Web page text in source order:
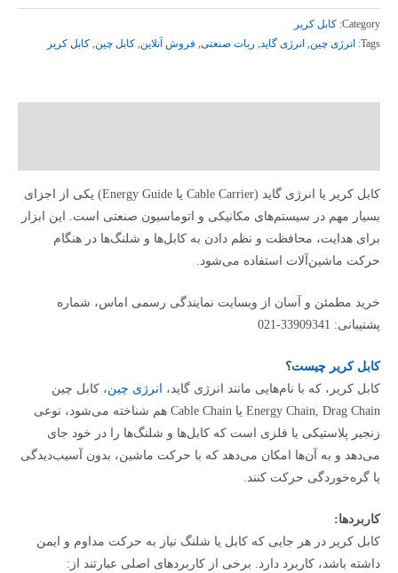
Category: کابل کریر
Tags:
انرژی چین, انرژی گاید, ربات صنعتی, فروش آنلاین, کابل چین, کابل کریر
کابل کریر یا انرژی گاید (Cable Carrier یا Energy Guide) یکی از اجزای
بسیار مهم در سیستم‌های مکانیکی و اتوماسیون صنعتی است. این ابزار
برای هدایت، محافظت و نظم دادن به کابل‌ها و شلنگ‌ها در هنگام
حرکت ماشین‌آلات استفاده می‌شود.
خرید مطمئن و آسان از وبسایت نمایندگی رسمی اماس، شماره
پشتیبانی: 33909341-021
کابل کریر چیست؟
کابل کریر، که با نام‌هایی مانند انرژی گاید،
انرژی چین، کابل چین
Energy Chain, Drag Chain یا Cable Chain هم شناخته می‌شود، نوعی
زنجیر پلاستیکی یا فلزی است که کابل‌ها و شلنگ‌ها را در خود جای
می‌دهد و به آن‌ها امکان می‌دهد که با حرکت ماشین، بدون آسیب‌دیدگی
یا گره‌خوردگی حرکت کنند.
کاربردها:
کابل کریر در هر جایی که کابل یا شلنگ نیاز به حرکت مداوم و ایمن
داشته باشد، کاربرد دارد. برخی از کاربردهای اصلی عبارتند از: